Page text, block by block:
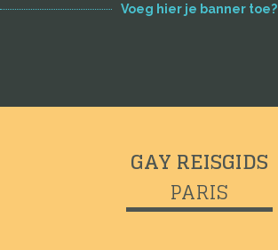
Voeg hier je banner toe?
GAY REISGIDS
PARIS